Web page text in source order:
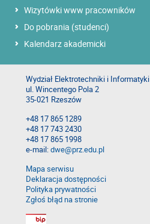
Wizytówki www pracowników
Do pobrania (studenci)
Kalendarz akademicki
Wydział Elektrotechniki i Informatyki
ul. Wincentego Pola 2
35-021 Rzeszów
+48 17 865 1289
+48 17 743 2430
+48 17 865 1998
e-mail:dwe@prz.edu.pl
Mapa serwisu
Deklaracja dostępności
Polityka prywatności
Zgłoś błąd na stronie